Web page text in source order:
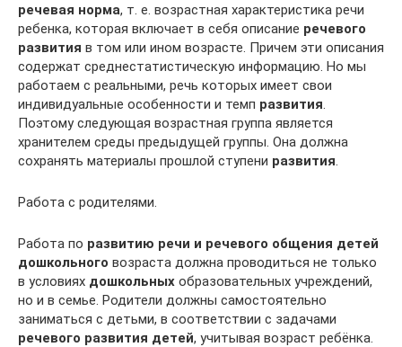
речевая норма, т. е. возрастная характеристика речи
ребенка, которая включает в себя описание речевого
развития в том или ином возрасте. Причем эти описания
содержат среднестатистическую информацию. Но мы
работаем с реальными, речь которых имеет свои
индивидуальные особенности и темп развития.
Поэтому следующая возрастная группа является
хранителем среды предыдущей группы. Она должна
сохранять материалы прошлой ступени развития.
Работа с родителями.
Работа по развитию речи и речевого общения детей
дошкольного возраста должна проводиться не только
в условиях дошкольных образовательных учреждений,
но и в семье. Родители должны самостоятельно
заниматься с детьми, в соответствии с задачами
речевого развития детей, учитывая возраст ребёнка.